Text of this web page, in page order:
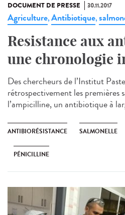
DOCUMENT DE PRESSE 30.11.2017
Agriculture,Antibiotique,
Resistance aux
une chronologie
Des chercheurs de l’Institut
rétrospectivement les premières
l’ampicilline, un antibiotique à
ANTIBIORÉSISTANCE SALMONELLE
PÉNICILLINE